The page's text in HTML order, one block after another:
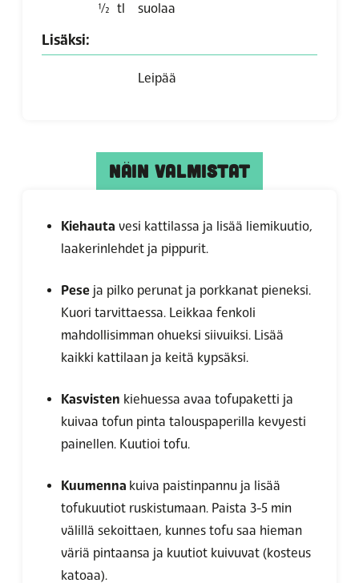
½ tl suolaa
Lisäksi:
Leipää
NÄIN VALMISTAT
Kiehauta vesi kattilassa ja lisää liemikuutio,
laakerinlehdet ja pippurit.
Pese ja pilko perunat ja porkkanat pieneksi.
Kuori tarvittaessa. Leikkaa fenkoli
mahdollisimman ohueksi siivuiksi. Lisää
kaikki kattilaan ja keitä kypsäksi.
Kasvisten kiehuessa avaa tofupaketti ja
kuivaa tofun pinta talouspaperilla kevyesti
painellen. Kuutioi tofu.
Kuumenna kuiva paistinpannu ja lisää
tofukuutiot ruskistumaan. Paista 3-5 min
välillä sekoittaen, kunnes tofu saa hieman
väriä pintaansa ja kuutiot kuivuvat (kosteus
katoaa).